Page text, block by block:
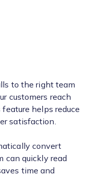
to the right team
customers reach
helps reduce
satisfaction.
convert
can quickly read
time and